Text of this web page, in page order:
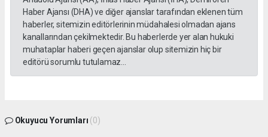
Haber Ajansı (DHA) ve diğer ajanslar tarafından eklenen tüm
haberler, sitemizin editörlerinin müdahalesi olmadan ajans
kanallarından çekilmektedir. Bu haberlerde yer alan hukuki
muhataplar haberi geçen ajanslar olup sitemizin hiç bir
editörü sorumlu tutulamaz...
Okuyucu Yorumları (0)